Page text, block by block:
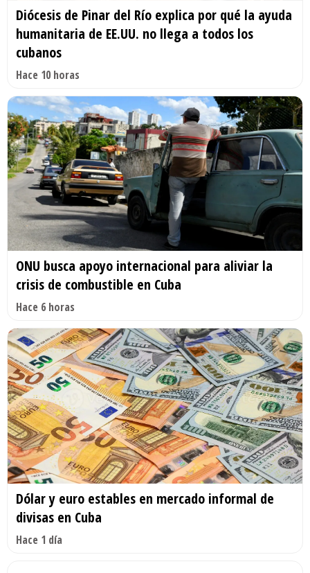
Diócesis de Pinar del Río explica por qué la ayuda
humanitaria de EE.UU. no llega a todos los
cubanos
Hace 10 horas
ONU busca apoyo internacional para aliviar la
crisis de combustible en Cuba
Hace 6 horas
Dólar y euro estables en mercado informal de
divisas en Cuba
Hace 1 día